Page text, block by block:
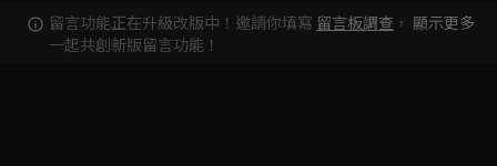
留言功能正在升級改版中！邀請你填寫 留言板調查 ，
一起共創新版留言功能！
顯示更多